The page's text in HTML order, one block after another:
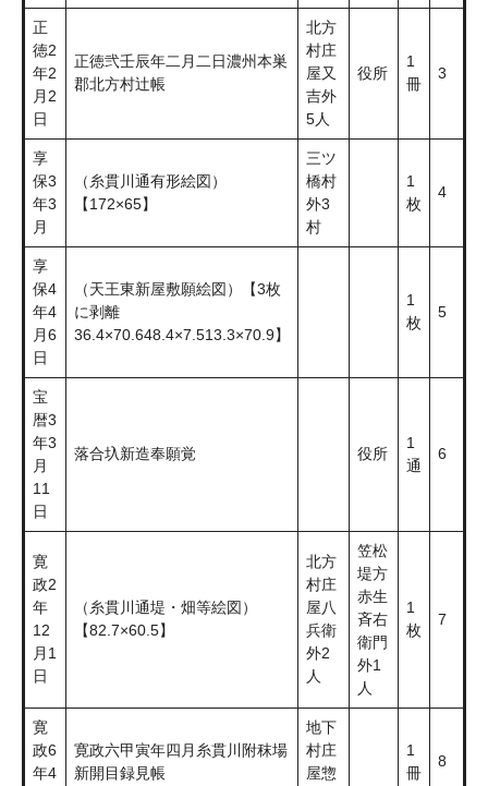
正
徳2
年2
月2
日
正徳弐壬辰年二月二日濃州本巣
郡北方村辻帳
北方
村庄
屋又
吉外
5人
役所
1
冊
3
享
保3
年3
月
（糸貫川通有形絵図）
【172×65】
三ツ
橋村
外3
村
1
枚
4
享
保4
年4
月6
日
（天王東新屋敷願絵図）【3枚
に剥離
36.4×70.648.4×7.513.3×70.9】
1
枚
5
宝
暦3
年3
月
11
日
落合圦新造奉願覚 役所
1
通
6
寛
政2
年
12
月1
日
（糸貫川通堤・畑等絵図）
【82.7×60.5】
北方
村庄
屋八
兵衛
外2
人
笠松
堤方
赤生
斉右
衛門
外1
人
1
枚
7
寛
政6
年4
寛政六甲寅年四月糸貫川附秣場
新開目録見帳
地下
村庄
屋惣
1
冊
8